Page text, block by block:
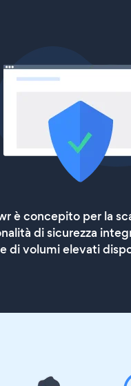
è concepito per la
di sicurezza
e di volumi elevati